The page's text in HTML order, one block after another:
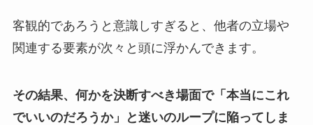
客観的であろうと意識しすぎると、他者の立場や
関連する要素が次々と頭に浮かんできます。
その結果、何かを決断すべき場面で「本当にこれ
でいいのだろうか」と迷いのループに陥ってしま